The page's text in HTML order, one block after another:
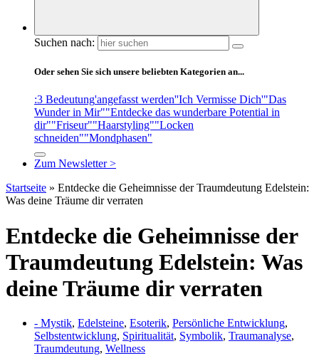
Suchen nach:
Oder sehen Sie sich unsere beliebten Kategorien an...
:3 Bedeutung'angefasst werden''Ich Vermisse Dich'"Das
Wunder in Mir""Entdecke das wunderbare Potential in
dir""Friseur""Haarstyling""Locken
schneiden""Mondphasen"
Zum Newsletter >
Startseite » Entdecke die Geheimnisse der Traumdeutung Edelstein:
Was deine Träume dir verraten
Entdecke die Geheimnisse der
Traumdeutung Edelstein: Was
deine Träume dir verraten
- Mystik, Edelsteine, Esoterik, Persönliche Entwicklung,
Selbstentwicklung, Spiritualität, Symbolik, Traumanalyse,
Traumdeutung, Wellness